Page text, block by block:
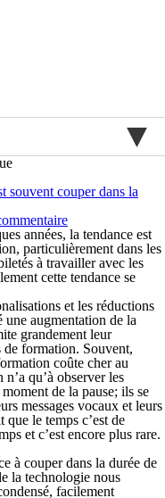
souvent couper dans la
années, la tendance est
particulièrement dans les
à travailler avec les
cette tendance se
et les réductions
une augmentation de la
grandement leur
formation. Souvent,
coûte cher au
qu’à observer les
de la pause; ils se
messages vocaux et leurs
le temps c’est de
et c’est encore plus rare.
à couper dans la durée de
la technologie nous
facilement